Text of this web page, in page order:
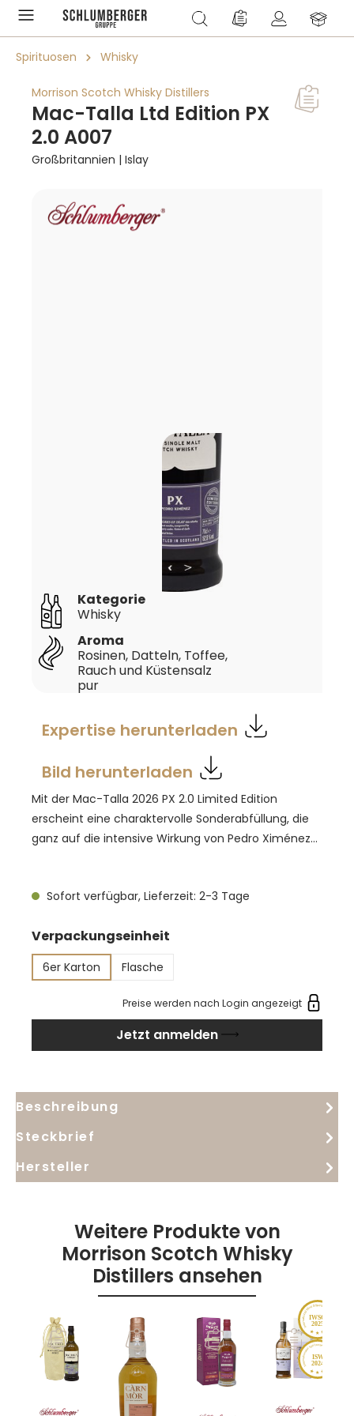
springen Du hast 0 Produkte
Spirituosen Whisky
Morrison Scotch Whisky Distillers
Mac-Talla Ltd Edition PX
2.0 A007
Großbritannien | Islay
Bildergalerie überspringen
Aroma
Rosinen, Datteln, Toffee,
Rauch und Küstensalz
pur
Kategorie
Whisky
Expertise herunterladen
Bild herunterladen
Mit der Mac-Talla 2026 PX 2.0 Limited Edition
erscheint eine charaktervolle Sonderabfüllung, die
ganz auf die intensive Wirkung von Pedro Ximénez
ausdrucksstarke Stilistik, die von Tiefe, Struktur und
52,8 % vol. unterstreicht den kraftvollen Auftritt und
sorgt für ein intensives Geschmackserlebnis mit
klarer Präsenz. Diese Limited Edition richtet sich an
Genießer, die Whiskys mit markanter Fassreifung
und kräftigem Profil schätzen. Mac-Talla 2026 PX 2.0
verbindet die opulente Handschrift von Pedro
Ximénez Sherry Casks mit einer selbstbewussten
besondere Abfüllung für Kenner, Sammler und alle,
die limitierte Editionen mit eigenständigem
Charakter suchen.
Sofort verfügbar, Lieferzeit: 2-3 Tage
Verpackungseinheit
6er Karton Flasche
Preise werden nach Login angezeigt
Jetzt anmelden
Beschreibung
Steckbrief
Hersteller
Weitere Produkte von
Morrison Scotch Whisky
Distillers ansehen
IWSC
2025
ISW
2024